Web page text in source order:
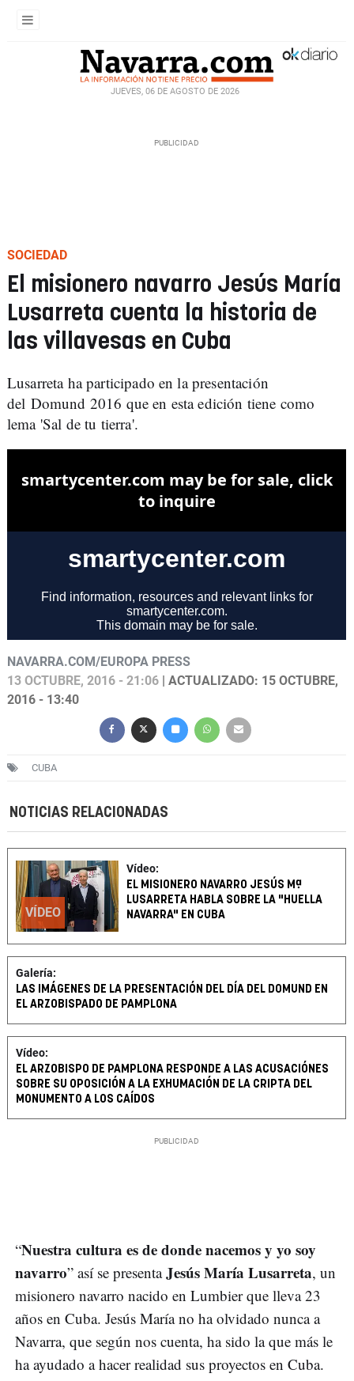
JUEVES, 06 DE AGOSTO DE 2026
SOCIEDAD
El misionero navarro Jesús María
Lusarreta cuenta la historia de
las villavesas en Cuba
Lusarreta ha participado en la presentación
del Domund 2016 que en esta edición tiene como
lema 'Sal de tu tierra'.
NAVARRA.COM/EUROPA PRESS
13 OCTUBRE, 2016 - 21:06 | ACTUALIZADO: 15 OCTUBRE,
2016 - 13:40
CUBA
NOTICIAS RELACIONADAS
VÍDEO
Vídeo:
EL MISIONERO NAVARRO JESÚS Mª
LUSARRETA HABLA SOBRE LA "HUELLA
NAVARRA" EN CUBA
Galería:
LAS IMÁGENES DE LA PRESENTACIÓN DEL DÍA DEL DOMUND EN
EL ARZOBISPADO DE PAMPLONA
Vídeo:
EL ARZOBISPO DE PAMPLONA RESPONDE A LAS ACUSACIÓNES
SOBRE SU OPOSICIÓN A LA EXHUMACIÓN DE LA CRIPTA DEL
MONUMENTO A LOS CAÍDOS
“Nuestra cultura es de donde nacemos y yo soy
navarro” así se presentaJesús María Lusarreta, un
misionero navarro nacido en Lumbier que lleva 23
años en Cuba. Jesús María no ha olvidado nunca a
Navarra, que según nos cuenta, ha sido la que más le
ha ayudado a hacer realidad sus proyectos en Cuba.